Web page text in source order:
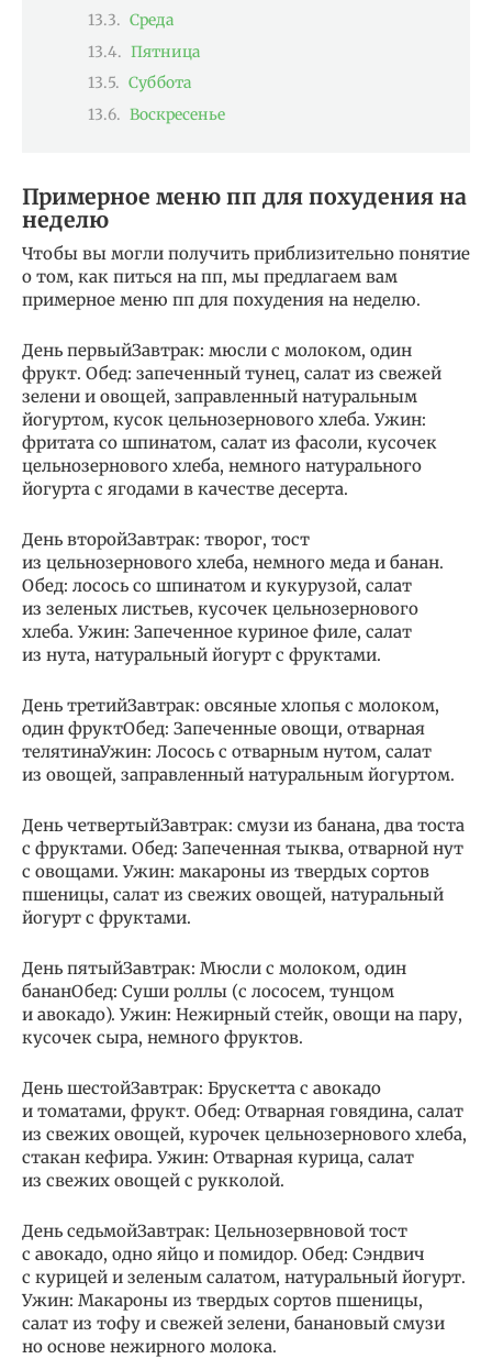
Среда
Пятница
Суббота
Воскресенье
Примерное меню пп для похудения на
неделю
Чтобы вы могли получить приблизительно понятие
о том, как питься на пп, мы предлагаем вам
примерное меню пп для похудения на неделю.
День первыйЗавтрак: мюсли с молоком, один
фрукт. Обед: запеченный тунец, салат из свежей
зелени и овощей, заправленный натуральным
йогуртом, кусок цельнозернового хлеба. Ужин:
фритата со шпинатом, салат из фасоли, кусочек
цельнозернового хлеба, немного натурального
йогурта с ягодами в качестве десерта.
День второйЗавтрак: творог, тост
из цельнозернового хлеба, немного меда и банан.
Обед: лосось со шпинатом и кукурузой, салат
из зеленых листьев, кусочек цельнозернового
хлеба. Ужин: Запеченное куриное филе, салат
из нута, натуральный йогурт с фруктами.
День третийЗавтрак: овсяные хлопья с молоком,
один фруктОбед: Запеченные овощи, отварная
телятинаУжин: Лосось с отварным нутом, салат
из овощей, заправленный натуральным йогуртом.
День четвертыйЗавтрак: смузи из банана, два тоста
с фруктами. Обед: Запеченная тыква, отварной нут
с овощами. Ужин: макароны из твердых сортов
пшеницы, салат из свежих овощей, натуральный
йогурт с фруктами.
День пятыйЗавтрак: Мюсли с молоком, один
бананОбед: Суши роллы (с лососем, тунцом
и авокадо). Ужин: Нежирный стейк, овощи на пару,
кусочек сыра, немного фруктов.
День шестойЗавтрак: Брускетта с авокадо
и томатами, фрукт. Обед: Отварная говядина, салат
из свежих овощей, курочек цельнозернового хлеба,
стакан кефира. Ужин: Отварная курица, салат
из свежих овощей с рукколой.
День седьмойЗавтрак: Цельнозервновой тост
с авокадо, одно яйцо и помидор. Обед: Сэндвич
с курицей и зеленым салатом, натуральный йогурт.
Ужин: Макароны из твердых сортов пшеницы,
салат из тофу и свежей зелени, банановый смузи
но основе нежирного молока.